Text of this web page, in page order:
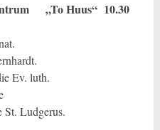
„To Huus“ 10.30
Ev. luth.
St. Ludgerus.